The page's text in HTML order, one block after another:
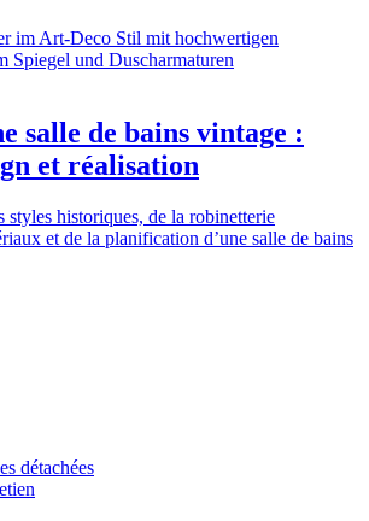
salle de bains vintage :
et réalisation
styles historiques, de la robinetterie
et de la planification d’une salle de bains
détachées